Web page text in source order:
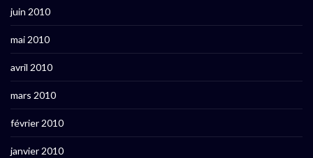
juin 2010
mai 2010
avril 2010
mars 2010
février 2010
janvier 2010